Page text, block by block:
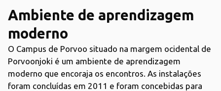
Ambiente de aprendizagem
moderno
O Campus de Porvoo situado na margem ocidental de
Porvoonjoki é um ambiente de aprendizagem
moderno que encoraja os encontros. As instalações
foram concluídas em 2011 e foram concebidas para